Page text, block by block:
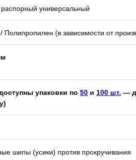
универсальный
Полипропилен (в зависимости от
упаковки по 50 и 100 шт. —
шипы (усики) против прокручивания